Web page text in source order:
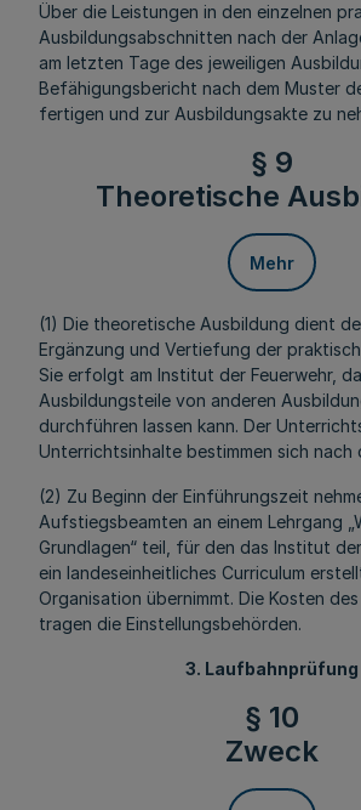
Über die Leistungen in den einzelnen
Ausbildungsabschnitten nach der
am letzten Tage des jeweiligen
Befähigungsbericht nach dem Muster
fertigen und zur Ausbildungsakte zu
§ 9
Theoretische
Mehr
(1) Die theoretische Ausbildung dient
Ergänzung und Vertiefung der
Sie erfolgt am Institut der Feuerwehr,
Ausbildungsteile von anderen
durchführen lassen kann. Der
Unterrichtsinhalte bestimmen sich nach
(2) Zu Beginn der Einführungszeit
Aufstiegsbeamten an einem Lehrgang
Grundlagen“ teil, für den das Institut
ein landeseinheitliches Curriculum
Organisation übernimmt. Die Kosten
tragen die Einstellungsbehörden.
3. Laufbahnprüfung
§ 10
Zweck